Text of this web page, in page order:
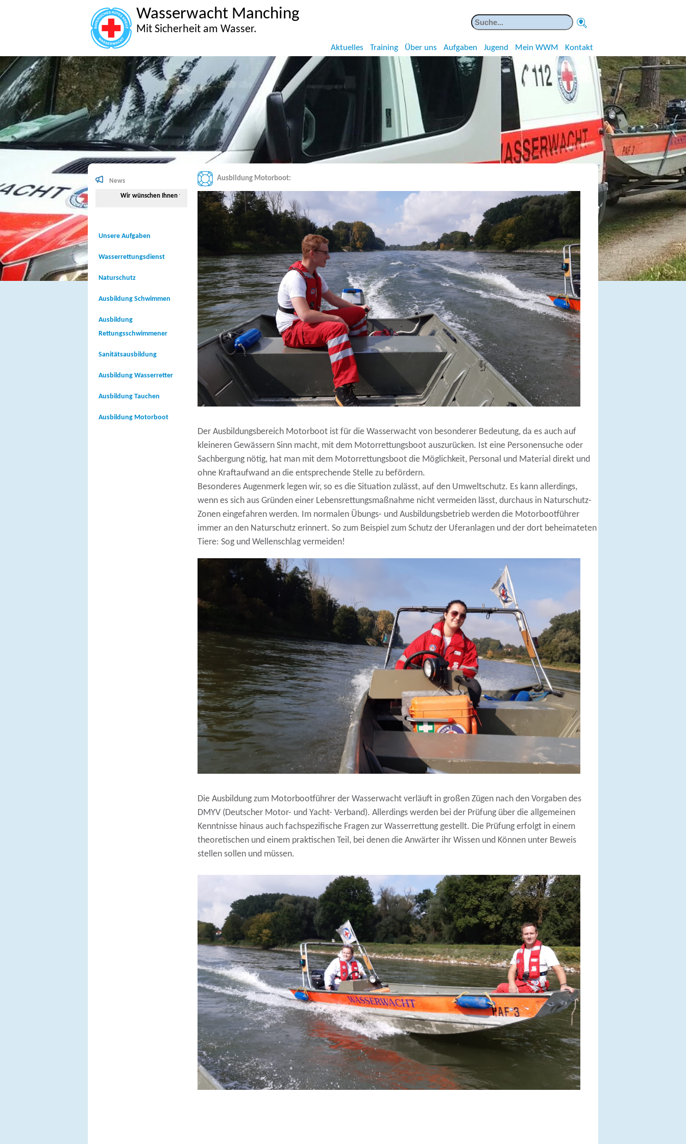
Wasserwacht Manching
Mit Sicherheit am Wasser.
Aktuelles Training Über uns Aufgaben Jugend Mein WWM Kontakt
News
Wir wünschen Ihnen viel Spaß beim Surfen auf der Internetseite der Wasserwacht Manching.
Unsere Aufgaben
Wasserrettungsdienst
Naturschutz
Ausbildung Schwimmen
Ausbildung
Rettungsschwimmener
Sanitätsausbildung
Ausbildung Wasserretter
Ausbildung Tauchen
Ausbildung Motorboot
Ausbildung Motorboot:
Der Ausbildungsbereich Motorboot ist für die Wasserwacht von besonderer Bedeutung, da es auch auf
kleineren Gewässern Sinn macht, mit dem Motorrettungsboot auszurücken. Ist eine Personensuche oder
Sachbergung nötig, hat man mit dem Motorrettungsboot die Möglichkeit, Personal und Material direkt und
ohne Kraftaufwand an die entsprechende Stelle zu befördern.
Besonderes Augenmerk legen wir, so es die Situation zulässt, auf den Umweltschutz. Es kann allerdings,
wenn es sich aus Gründen einer Lebensrettungsmaßnahme nicht vermeiden lässt, durchaus in Naturschutz-
Zonen eingefahren werden. Im normalen Übungs- und Ausbildungsbetrieb werden die Motorbootführer
immer an den Naturschutz erinnert. So zum Beispiel zum Schutz der Uferanlagen und der dort beheimateten
Tiere: Sog und Wellenschlag vermeiden!
Die Ausbildung zum Motorbootführer der Wasserwacht verläuft in großen Zügen nach den Vorgaben des
DMYV (Deutscher Motor- und Yacht- Verband). Allerdings werden bei der Prüfung über die allgemeinen
Kenntnisse hinaus auch fachspezifische Fragen zur Wasserrettung gestellt. Die Prüfung erfolgt in einem
theoretischen und einem praktischen Teil, bei denen die Anwärter ihr Wissen und Können unter Beweis
stellen sollen und müssen.